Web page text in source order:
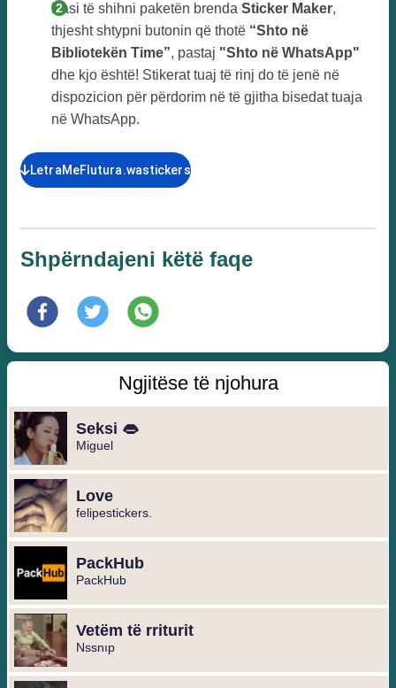
Pasi të shihni paketën brenda Sticker Maker,
thjesht shtypni butonin që thotë “Shto në
Bibliotekën Time”, pastaj "Shto në WhatsApp"
dhe kjo është! Stikerat tuaj të rinj do të jenë në
dispozicion për përdorim në të gjitha bisedat tuaja
në WhatsApp.
LetraMeFlutura.wastickers
Shpërndajeni këtë faqe
Ngjitëse të njohura
Seksi 👄
Miguel ️
Love
felipestickers.
PackHub
PackHub
Vetëm të rriturit
Nssnıp